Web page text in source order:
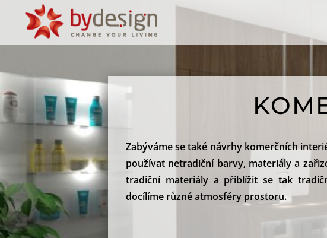
Zabýváme se také návrhy komerčních
používat netradiční barvy, materiály a
tradiční materiály a přiblížit se tak
docílíme různé atmosféry prostoru.